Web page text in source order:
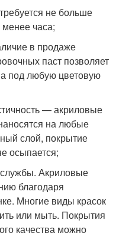
не больше
часа;
в продаже
паст позволяет
под любую цветовую
— акриловые
на любые
слой, покрытие
осыпается;
службы. Акриловые
благодаря
Многие виды красок
или мыть. Покрытия
качества можно